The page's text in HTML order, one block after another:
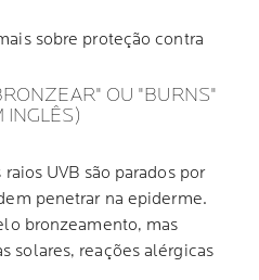
sobre proteção contra
OU "BURNS"
INGLÊS)
UVB são parados por
penetrar na epiderme.
bronzeamento, mas
solares, reações alérgicas